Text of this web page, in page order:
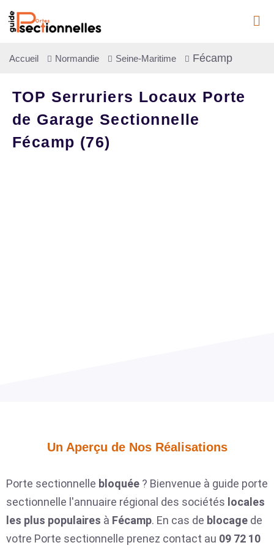
Accueil Normandie Seine-Maritime Fécamp
TOP Serruriers Locaux Porte
de Garage Sectionnelle
Fécamp (76)
Un Aperçu de Nos Réalisations​
Porte sectionnelle bloquée ? Bienvenue à guide porte
sectionnelle l'annuaire régional des sociétés locales
les plus populaires à Fécamp. En cas de blocage de
votre Porte sectionnelle prenez contact au 09 72 10